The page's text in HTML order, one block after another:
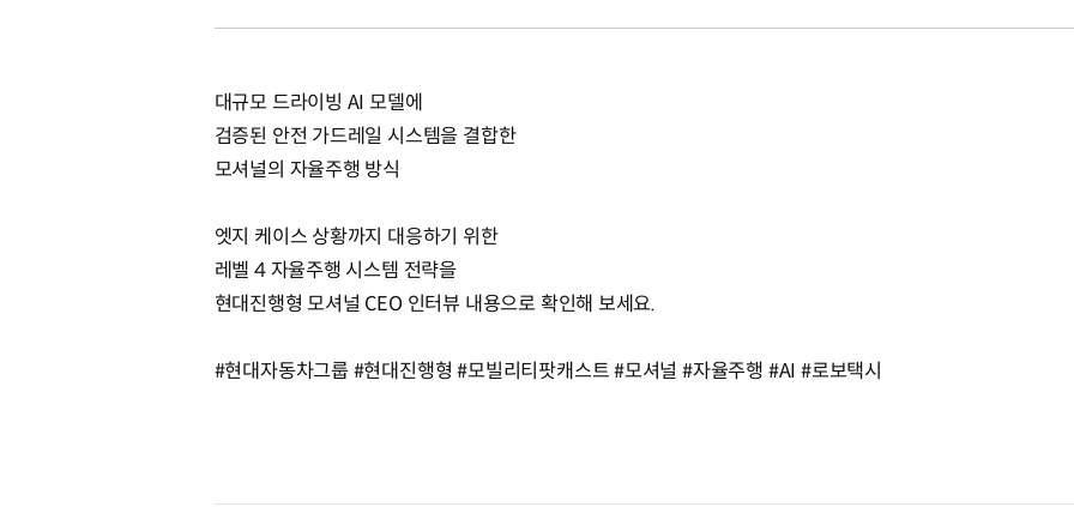
대규모 드라이빙 AI 모델에
검증된 안전 가드레일 시스템을 결합한
모셔널의 자율주행 방식
엣지 케이스 상황까지 대응하기 위한
레벨 4 자율주행 시스템 전략을
현대진행형 모셔널 CEO 인터뷰 내용으로 확인해 보세요.
#현대자동차그룹 #현대진행형 #모빌리티팟캐스트 #모셔널 #자율주행 #AI #로보택시